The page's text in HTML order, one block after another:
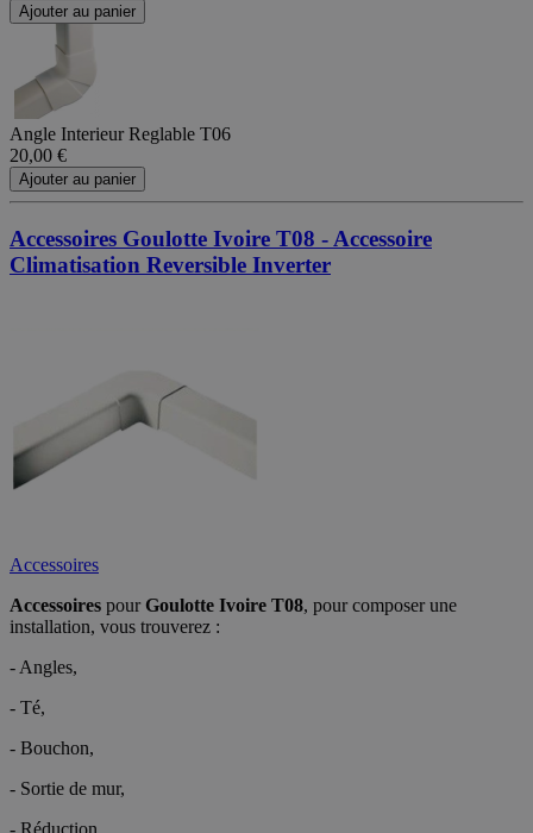
Ajouter au panier
Angle Interieur Reglable T06
20,00 €
Ajouter au panier
Accessoires Goulotte Ivoire T08 - Accessoire
Climatisation Reversible Inverter
Accessoires
Accessoires pour Goulotte Ivoire T08, pour composer une
installation, vous trouverez :
- Angles,
- Té,
- Bouchon,
- Sortie de mur,